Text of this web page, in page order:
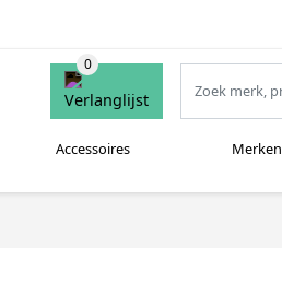
Accessoires Merken